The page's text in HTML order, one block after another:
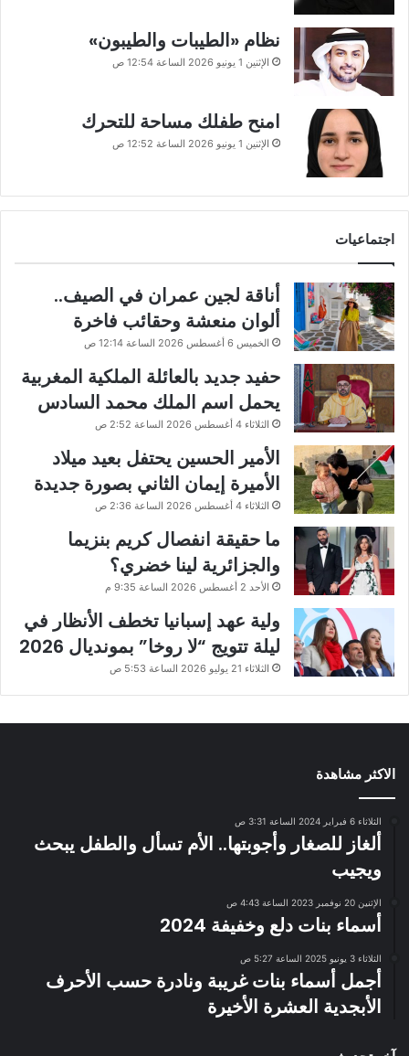
نظام «الطيبات والطيبون»
الإثنين 1 يونيو 2026 الساعة 12:54 ص
امنح طفلك مساحة للتحرك
الإثنين 1 يونيو 2026 الساعة 12:52 ص
اجتماعيات
أناقة لجين عمران في الصيف..
ألوان منعشة وحقائب فاخرة
الخميس 6 أغسطس 2026 الساعة 12:14 ص
حفيد جديد بالعائلة الملكية المغربية
يحمل اسم الملك محمد السادس
الثلاثاء 4 أغسطس 2026 الساعة 2:52 ص
الأمير الحسين يحتفل بعيد ميلاد
الأميرة إيمان الثاني بصورة جديدة
الثلاثاء 4 أغسطس 2026 الساعة 2:36 ص
ما حقيقة انفصال كريم بنزيما
والجزائرية لينا خضري؟
الأحد 2 أغسطس 2026 الساعة 9:35 م
ولية عهد إسبانيا تخطف الأنظار في
ليلة تتويج “لا روخا” بمونديال 2026
الثلاثاء 21 يوليو 2026 الساعة 5:53 ص
الاكثر مشاهدة
الثلاثاء 6 فبراير 2024 الساعة 3:31 ص
ألغاز للصغار وأجوبتها.. الأم تسأل والطفل يبحث
ويجيب
الإثنين 20 نوفمبر 2023 الساعة 4:43 ص
أسماء بنات دلع وخفيفة 2024
الثلاثاء 3 يونيو 2025 الساعة 5:27 ص
أجمل أسماء بنات غريبة ونادرة حسب الأحرف
الأبجدية العشرة الأخيرة